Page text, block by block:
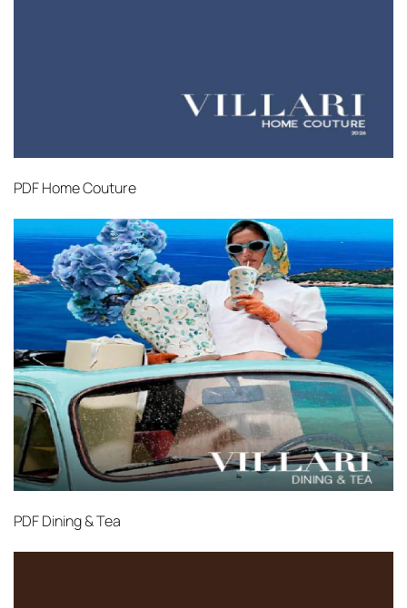
PDFHome Couture
PDFDining & Tea